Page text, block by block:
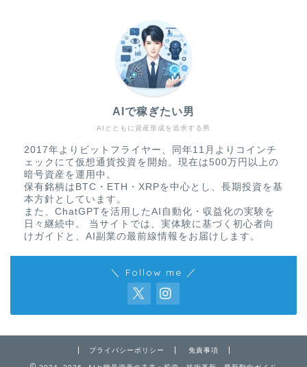
AIとともに資産形成を追求する男
AIで稼ぎたい男
2017年よりビットフライヤー、同年11月よりコインチ
ェックにて仮想通貨投資を開始。現在は500万円以上の
暗号資産を運用中。
保有銘柄はBTC・ETH・XRPを中心とし、長期投資を基
本方針としています。
また、ChatGPTを活用したAI自動化・収益化の実験を
日々継続中。 当サイトでは、実体験に基づく初心者向
けガイドと、AI副業の最前線情報をお届けします。
＼ Follow me ／
プライバシーポリシー 免責事項